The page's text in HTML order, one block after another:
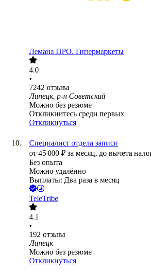
Лемана ПРО. Гипермаркеты
4.0
•
7242 отзыва
Липецк, р-н Советский
Можно без резюме
Откликнитесь среди первых
Откликнуться
Специалист отдела записи
от 45 000 ₽ за месяц, до вычета
Без опыта
Можно удалённо
Выплаты: Два раза в месяц
TeleTribe
4.1
•
192 отзыва
Липецк
Можно без резюме
Откликнуться